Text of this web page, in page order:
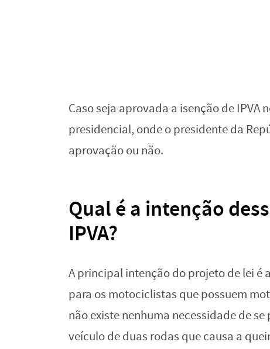
Caso seja aprovada a isenção de IPVA
presidencial, onde o presidente da
aprovação ou não.
Qual é a intenção
IPVA?
A principal intenção do projeto de lei é
para os motociclistas que possuem
não existe nenhuma necessidade de
veículo de duas rodas que causa a